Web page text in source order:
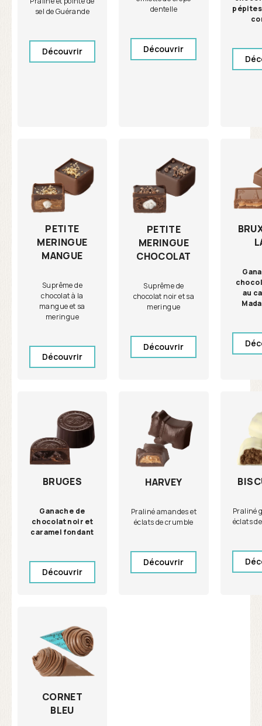
sel de Guérande
Découvrir
dentelle
Découvrir
PETITE
MERINGUE
MANGUE
Suprême de
chocolat à la
mangue et sa
meringue
Découvrir
PETITE
MERINGUE
CHOCOLAT
Suprême de
chocolat noir et sa
meringue
Découvrir
au
BRUGES
Ganache de
chocolat noir et
caramel fondant
Découvrir
HARVEY
Praliné amandes et
éclats de crumble
Découvrir
Praliné
éclats
CORNET
BLEU